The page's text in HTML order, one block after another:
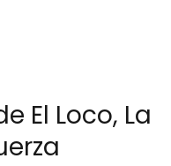
El Loco, La